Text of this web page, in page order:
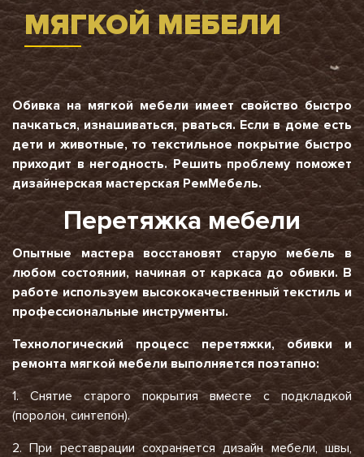
МЯГКОЙ МЕБЕЛИ
Обивка на мягкой мебели имеет свойство быстро
пачкаться, изнашиваться, рваться. Если в доме есть
дети и животные, то текстильное покрытие быстро
приходит в негодность. Решить проблему поможет
дизайнерская мастерская РемМебель.
Перетяжка мебели
Опытные мастера восстановят старую мебель в
любом состоянии, начиная от каркаса до обивки. В
работе используем высококачественный текстиль и
профессиональные инструменты.
Технологический процесс перетяжки, обивки и
ремонта мягкой мебели выполняется поэтапно:
1. Снятие старого покрытия вместе с подкладкой
(поролон, синтепон).
2. При реставрации сохраняется дизайн мебели, швы,